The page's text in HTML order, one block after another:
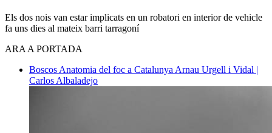
Els dos nois van estar implicats en un robatori en interior de vehicle
fa uns dies al mateix barri tarragoní
ARA A PORTADA
Boscos Anatomia del foc a Catalunya Arnau Urgell i Vidal |
Carlos Albaladejo